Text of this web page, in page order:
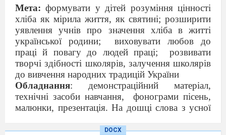
Мета: формувати у дітей розуміння цінності
хліба як мірила життя, як святині; розширити
уявлення учнів про значення хліба в житті
української родини;
виховувати любов до
праці й повагу до людей праці;
розвивати
творчі здібності школярів, залучення школярів
до вивчення народних традицій України
Обладнання: демонстраційний матеріал,
технічні засоби навчання,
фонограми пісень,
малюнки, презентація. На дошці слова з усної
«Хліб – батько, вода – мати!», «Як хочеш жити
DOCX